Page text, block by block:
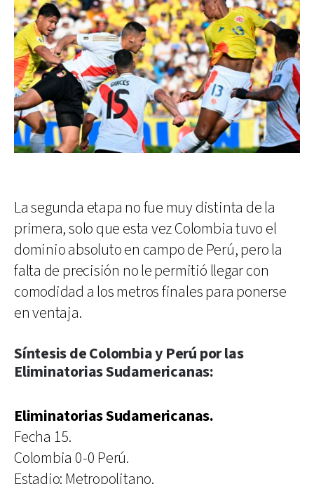
La segunda etapa no fue muy distinta de la
primera, solo que esta vez Colombia tuvo el
dominio absoluto en campo de Perú, pero la
falta de precisión no le permitió llegar con
comodidad a los metros finales para ponerse
en ventaja.
Síntesis de Colombia y Perú por las
Eliminatorias Sudamericanas:
Eliminatorias Sudamericanas.
Fecha 15.
Colombia 0-0 Perú.
Estadio: Metropolitano.